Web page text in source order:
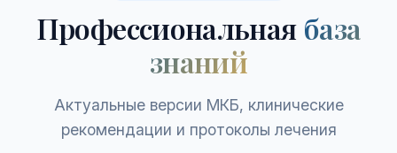
Профессиональная база
знаний
Актуальные версии МКБ, клинические
рекомендации и протоколы лечения